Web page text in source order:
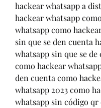
hackear whatsapp a
hackear whatsapp
whatsapp como
sin que se den cuenta
whatsapp sin que se de
como hackear
den cuenta como
whatsapp 2023 como
whatsapp sin código qr